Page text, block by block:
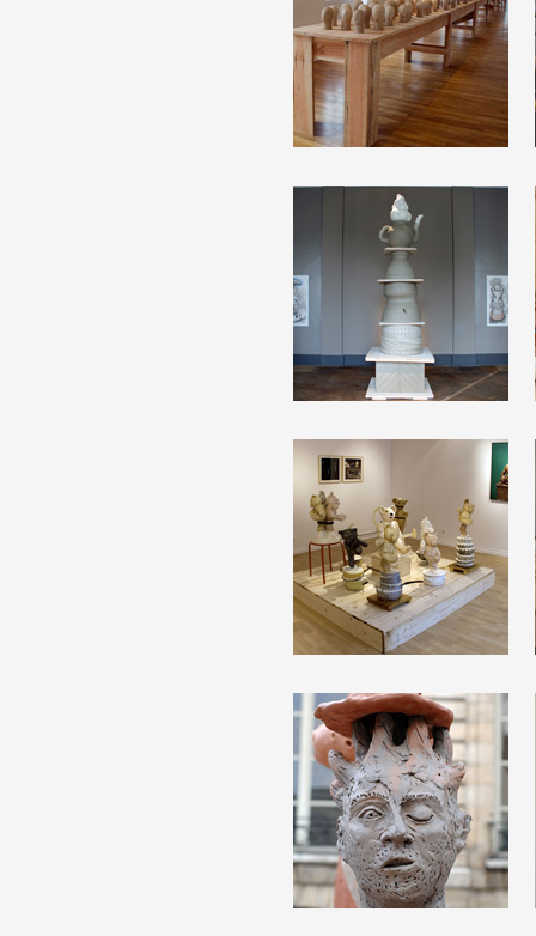
De A à Z
Année par année
Collection vidéos
Candidater